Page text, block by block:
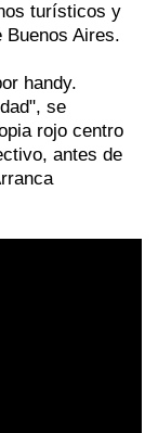
turísticos y
Buenos Aires.
handy.
se
rojo centro
antes de